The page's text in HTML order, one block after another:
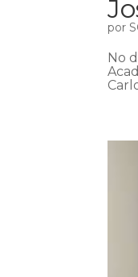
por
No